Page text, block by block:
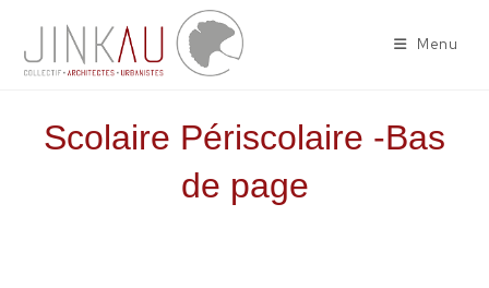
Menu
Scolaire Périscolaire -Bas
de page